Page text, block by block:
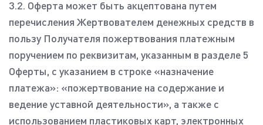
3.2. Оферта может быть акцептована путем
перечисления Жертвователем денежных средств в
пользу Получателя пожертвования платежным
поручением по реквизитам, указанным в разделе 5
Оферты, с указанием в строке «назначение
платежа»: «пожертвование на содержание и
ведение уставной деятельности», а также с
использованием пластиковых карт, электронных